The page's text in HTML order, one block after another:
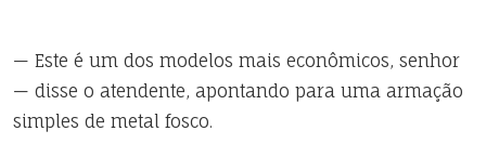
— Este é um dos modelos mais econômicos, senhor
— disse o atendente, apontando para uma armação
simples de metal fosco.